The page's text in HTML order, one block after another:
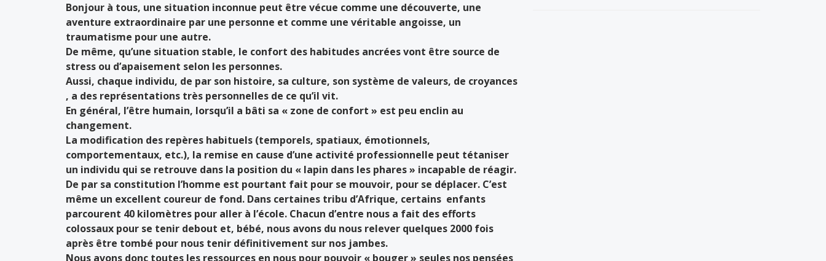
Bonjour à tous, une situation inconnue peut être vécue comme une découverte, une
aventure extraordinaire par une personne et comme une véritable angoisse, un
traumatisme pour une autre.
De même, qu’une situation stable, le confort des habitudes ancrées vont être source de
stress ou d’apaisement selon les personnes.
Aussi, chaque individu, de par son histoire, sa culture, son système de valeurs, de croyances
, a des représentations très personnelles de ce qu’il vit.
En général, l’être humain, lorsqu’il a bâti sa « zone de confort » est peu enclin au
changement.
La modification des repères habituels (temporels, spatiaux, émotionnels,
comportementaux, etc.), la remise en cause d’une activité professionnelle peut tétaniser
un individu qui se retrouve dans la position du « lapin dans les phares » incapable de réagir.
De par sa constitution l’homme est pourtant fait pour se mouvoir, pour se déplacer. C’est
même un excellent coureur de fond. Dans certaines tribu d’Afrique, certains enfants
parcourent 40 kilomètres pour aller à l’école. Chacun d’entre nous a fait des efforts
colossaux pour se tenir debout et, bébé, nous avons du nous relever quelques 2000 fois
après être tombé pour nous tenir définitivement sur nos jambes.
Nous avons donc toutes les ressources en nous pour pouvoir « bouger » seules nos pensées